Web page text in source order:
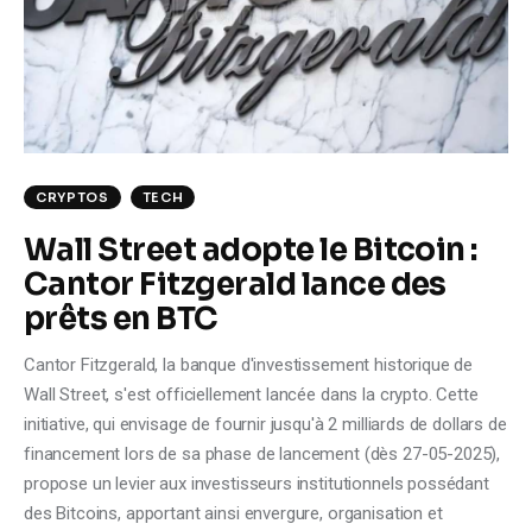
Climate
Markets
Tech
Reports
Shop
CRYPTOS TECH
Wall Street adopte le Bitcoin :
Cantor Fitzgerald lance des
prêts en BTC
Cantor Fitzgerald, la banque d'investissement historique de
Wall Street, s'est officiellement lancée dans la crypto. Cette
initiative, qui envisage de fournir jusqu'à 2 milliards de dollars de
financement lors de sa phase de lancement (dès 27-05-2025),
propose un levier aux investisseurs institutionnels possédant
des Bitcoins, apportant ainsi envergure, organisation et